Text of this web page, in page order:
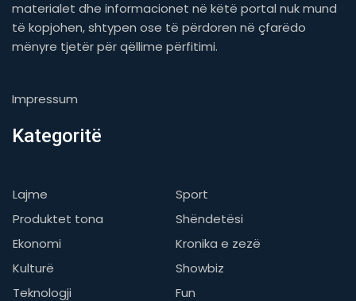
materialet dhe informacionet në këtë portal nuk mund
të kopjohen, shtypen ose të përdoren në çfarëdo
mënyre tjetër për qëllime përfitimi.
Impressum
Kategoritë
Lajme
Sport
Produktet tona
Shëndetësi
Ekonomi
Kronika e zezë
Kulturë
Showbiz
Teknologji
Fun